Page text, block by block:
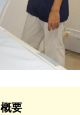
概要